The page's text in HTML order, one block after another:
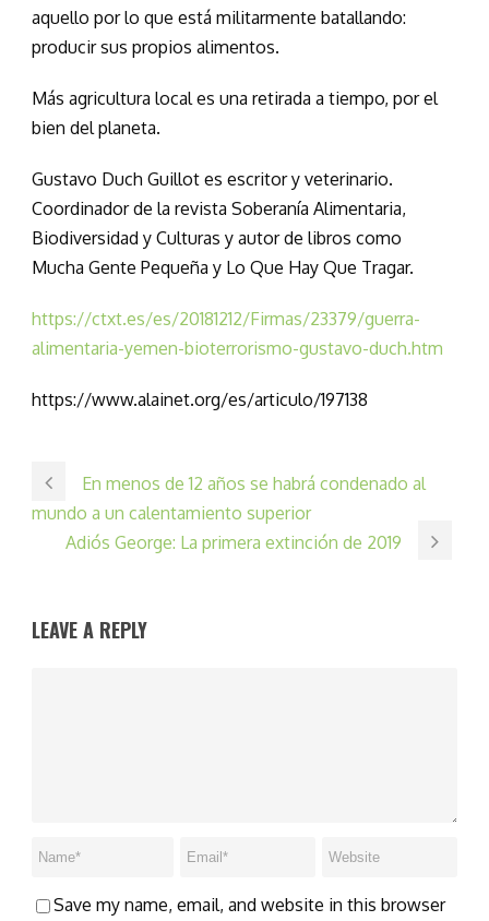
aquello por lo que está militarmente batallando:
producir sus propios alimentos.
Más agricultura local es una retirada a tiempo, por el
bien del planeta.
Gustavo Duch Guillot es escritor y veterinario.
Coordinador de la revista Soberanía Alimentaria,
Biodiversidad y Culturas y autor de libros como
Mucha Gente Pequeña y Lo Que Hay Que Tragar.
https://ctxt.es/es/20181212/Firmas/23379/guerra-
alimentaria-yemen-bioterrorismo-gustavo-duch.htm
https://www.alainet.org/es/articulo/197138
En menos de 12 años se habrá condenado al
mundo a un calentamiento superior
Adiós George: La primera extinción de 2019
LEAVE A REPLY
Save my name, email, and website in this browser